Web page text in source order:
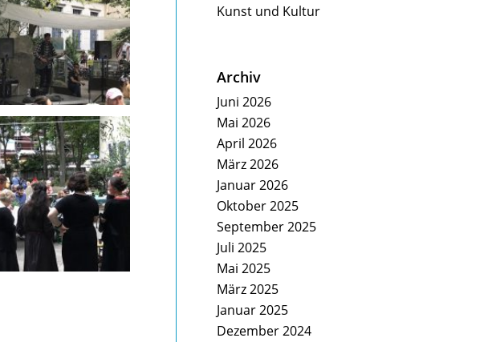
Kunst und Kultur
Archiv
Juni 2026
Mai 2026
April 2026
März 2026
Januar 2026
Oktober 2025
September 2025
Juli 2025
Mai 2025
März 2025
Januar 2025
Dezember 2024